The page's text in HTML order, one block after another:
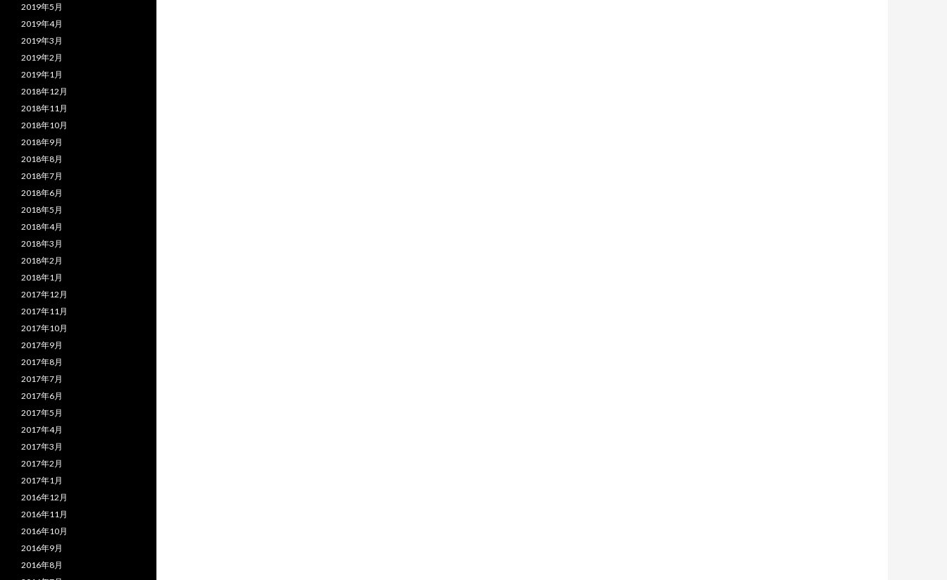
2019年5月
2019年4月
2019年3月
2019年2月
2019年1月
2018年12月
2018年11月
2018年10月
2018年9月
2018年8月
2018年7月
2018年6月
2018年5月
2018年4月
2018年3月
2018年2月
2018年1月
2017年12月
2017年11月
2017年10月
2017年9月
2017年8月
2017年7月
2017年6月
2017年5月
2017年4月
2017年3月
2017年2月
2017年1月
2016年12月
2016年11月
2016年10月
2016年9月
2016年8月